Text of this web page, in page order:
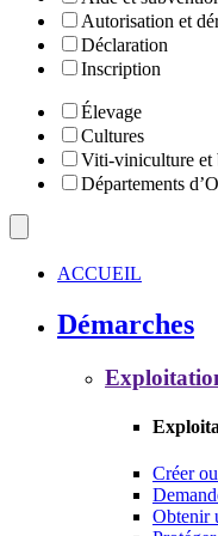
Autorisation et
Déclaration
Inscription
Élevage
Cultures
Viti-viniculture et
Départements
ACCUEIL
Démarches
Créer
Obtenir